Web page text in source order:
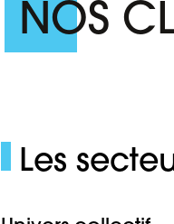
NOS
Les